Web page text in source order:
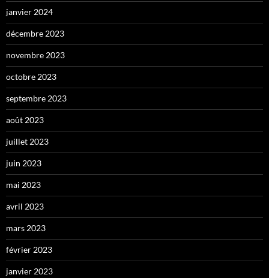
janvier 2024
décembre 2023
novembre 2023
octobre 2023
septembre 2023
août 2023
juillet 2023
juin 2023
mai 2023
avril 2023
mars 2023
février 2023
janvier 2023